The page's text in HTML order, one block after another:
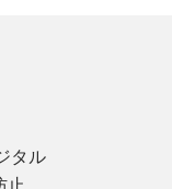
タル
止